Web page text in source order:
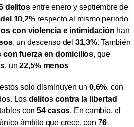
delitos entre enero y septiembre de
10,2% respecto al mismo periodo
con violencia e intimidación han
, un descenso del 31,3%. También
con fuerza en domicilios, que
, un 22,5% menos
solo disminuyen un 0,6%, con
Los delitos contra la libertad
con 54 casos. En cambio, el
ámbito que crece, con 76